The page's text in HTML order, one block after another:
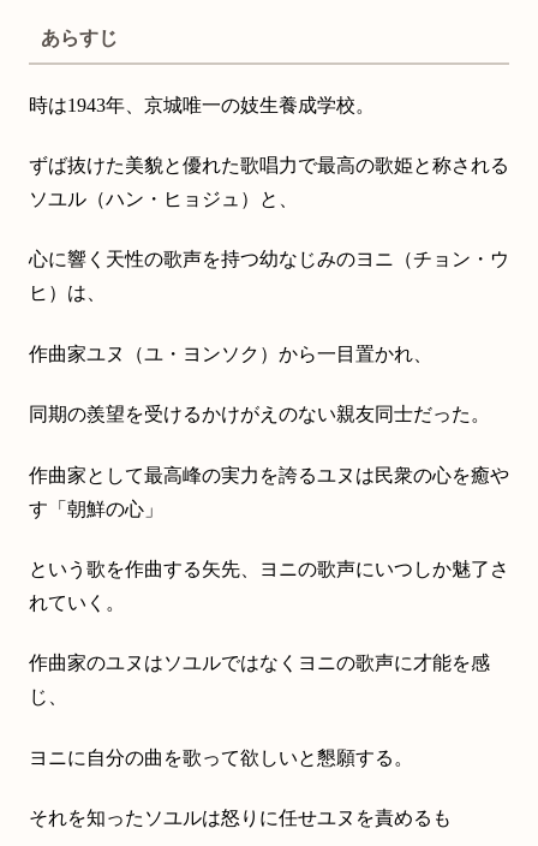
あらすじ
時は1943年、京城唯一の妓生養成学校。
ずば抜けた美貌と優れた歌唱力で最高の歌姫と称される
ソユル（ハン・ヒョジュ）と、
心に響く天性の歌声を持つ幼なじみのヨニ（チョン・ウ
ヒ）は、
作曲家ユヌ（ユ・ヨンソク）から一目置かれ、
同期の羨望を受けるかけがえのない親友同士だった。
作曲家として最高峰の実力を誇るユヌは民衆の心を癒や
す「朝鮮の心」
という歌を作曲する矢先、ヨニの歌声にいつしか魅了さ
れていく。
作曲家のユヌはソユルではなくヨニの歌声に才能を感
じ、
ヨニに自分の曲を歌って欲しいと懇願する。
それを知ったソユルは怒りに任せユヌを責めるも